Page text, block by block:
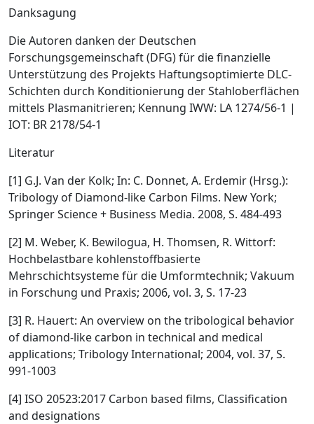
Danksagung
Die Autoren danken der Deutschen
Forschungsgemeinschaft (DFG) für die finanzielle
Unterstützung des Projekts Haftungsoptimierte DLC-
Schichten durch Konditionierung der Stahloberflächen
mittels Plasmanitrieren; Kennung IWW: LA 1274/56-1 |
IOT: BR 2178/54-1
Literatur
[1] G.J. Van der Kolk; In: C. Donnet, A. Erdemir (Hrsg.):
Tribology of Diamond-like Carbon Films. New York;
Springer Science + Business Media. 2008, S. 484-493
[2] M. Weber, K. Bewilogua, H. Thomsen, R. Wittorf:
Hochbelastbare kohlenstoffbasierte
Mehrschichtsysteme für die Umformtechnik; Vakuum
in Forschung und Praxis; 2006, vol. 3, S. 17-23
[3] R. Hauert: An overview on the tribological behavior
of diamond-like carbon in technical and medical
applications; Tribology International; 2004, vol. 37, S.
991-1003
[4] ISO 20523:2017 Carbon based films, Classification
and designations